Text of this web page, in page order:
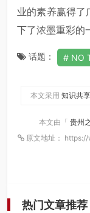
业的素养赢得了
下了浓墨重彩的
话题： NO
本文采用 知识共
本文由「 贵州
原文地址：
热门文章推荐